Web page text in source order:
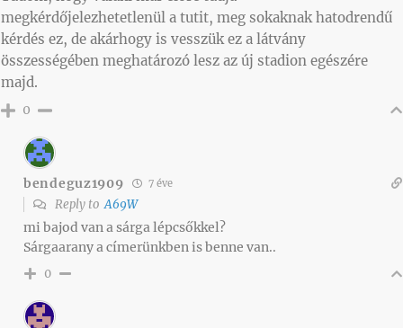
megkérdőjelezhetetlenül a tutit, meg sokaknak hatodrendű
kérdés ez, de akárhogy is vesszük ez a látvány
összességében meghatározó lesz az új stadion egészére
majd.
0
bendeguz1909 7 éve
Reply toA69W
mi bajod van a sárga lépcsőkkel?
Sárgaarany a címerünkben is benne van..
0